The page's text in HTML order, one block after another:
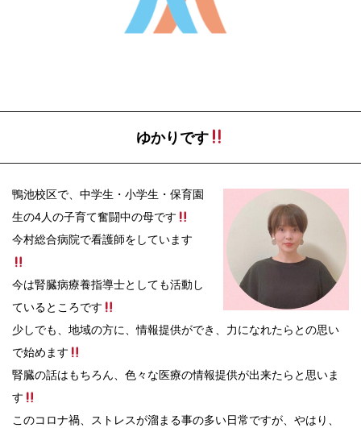
ゆかりです
鴨池校区で、中学生・小学生・保育園
生の4人の子育て奮闘中の母です
今村総合病院で看護師をしています
今は腎臓病療養指導士としても活動し
ているところです
少しでも、地域の方に、情報提供ができ、力になれたらとの思い
で始めます
腎臓の話はもちろん、色々な医療の情報提供が出来たらと思いま
す
このコロナ禍、ストレスが溜まる事の多い日常ですが、やはり、